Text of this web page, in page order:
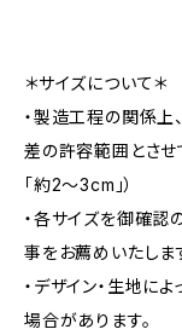
＊サイズについて＊
・製造工程の関係上
差の許容範囲とさせ
「約2～3cm」）
・各サイズを御確認
事をお薦めいたしま
・デザイン・生地に
場合があります。